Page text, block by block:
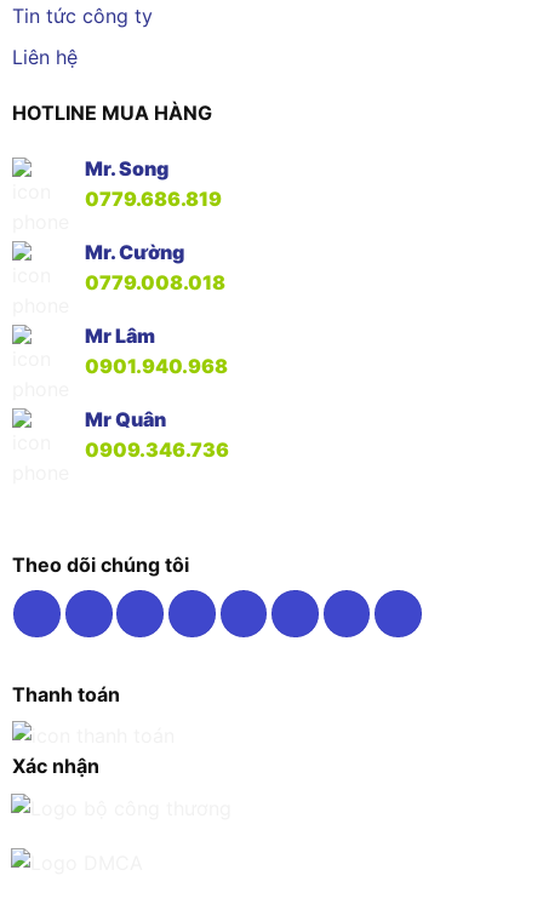
Tin tức công ty
Liên hệ
HOTLINE MUA HÀNG
Mr. Song
0779.686.819
Mr. Cường
0779.008.018
Mr Lâm
0901.940.968
Mr Quân
0909.346.736
Theo dõi chúng tôi
Thanh toán
Xác nhận